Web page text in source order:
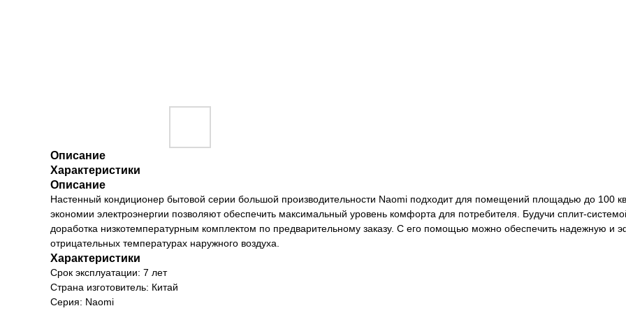
Описание
Характеристики
Описание
Настенный кондиционер бытовой серии большой производительности Naomi подходит для помещений площадью до 100
экономии электроэнергии позволяют обеспечить максимальный уровень комфорта для потребителя. Будучи сплит-
доработка низкотемпературным комплектом по предварительному заказу. С его помощью можно обеспечить надежную и
отрицательных температурах наружного воздуха.
Характеристики
Срок эксплуатации: 7 лет
Страна изготовитель: Китай
Серия: Naomi